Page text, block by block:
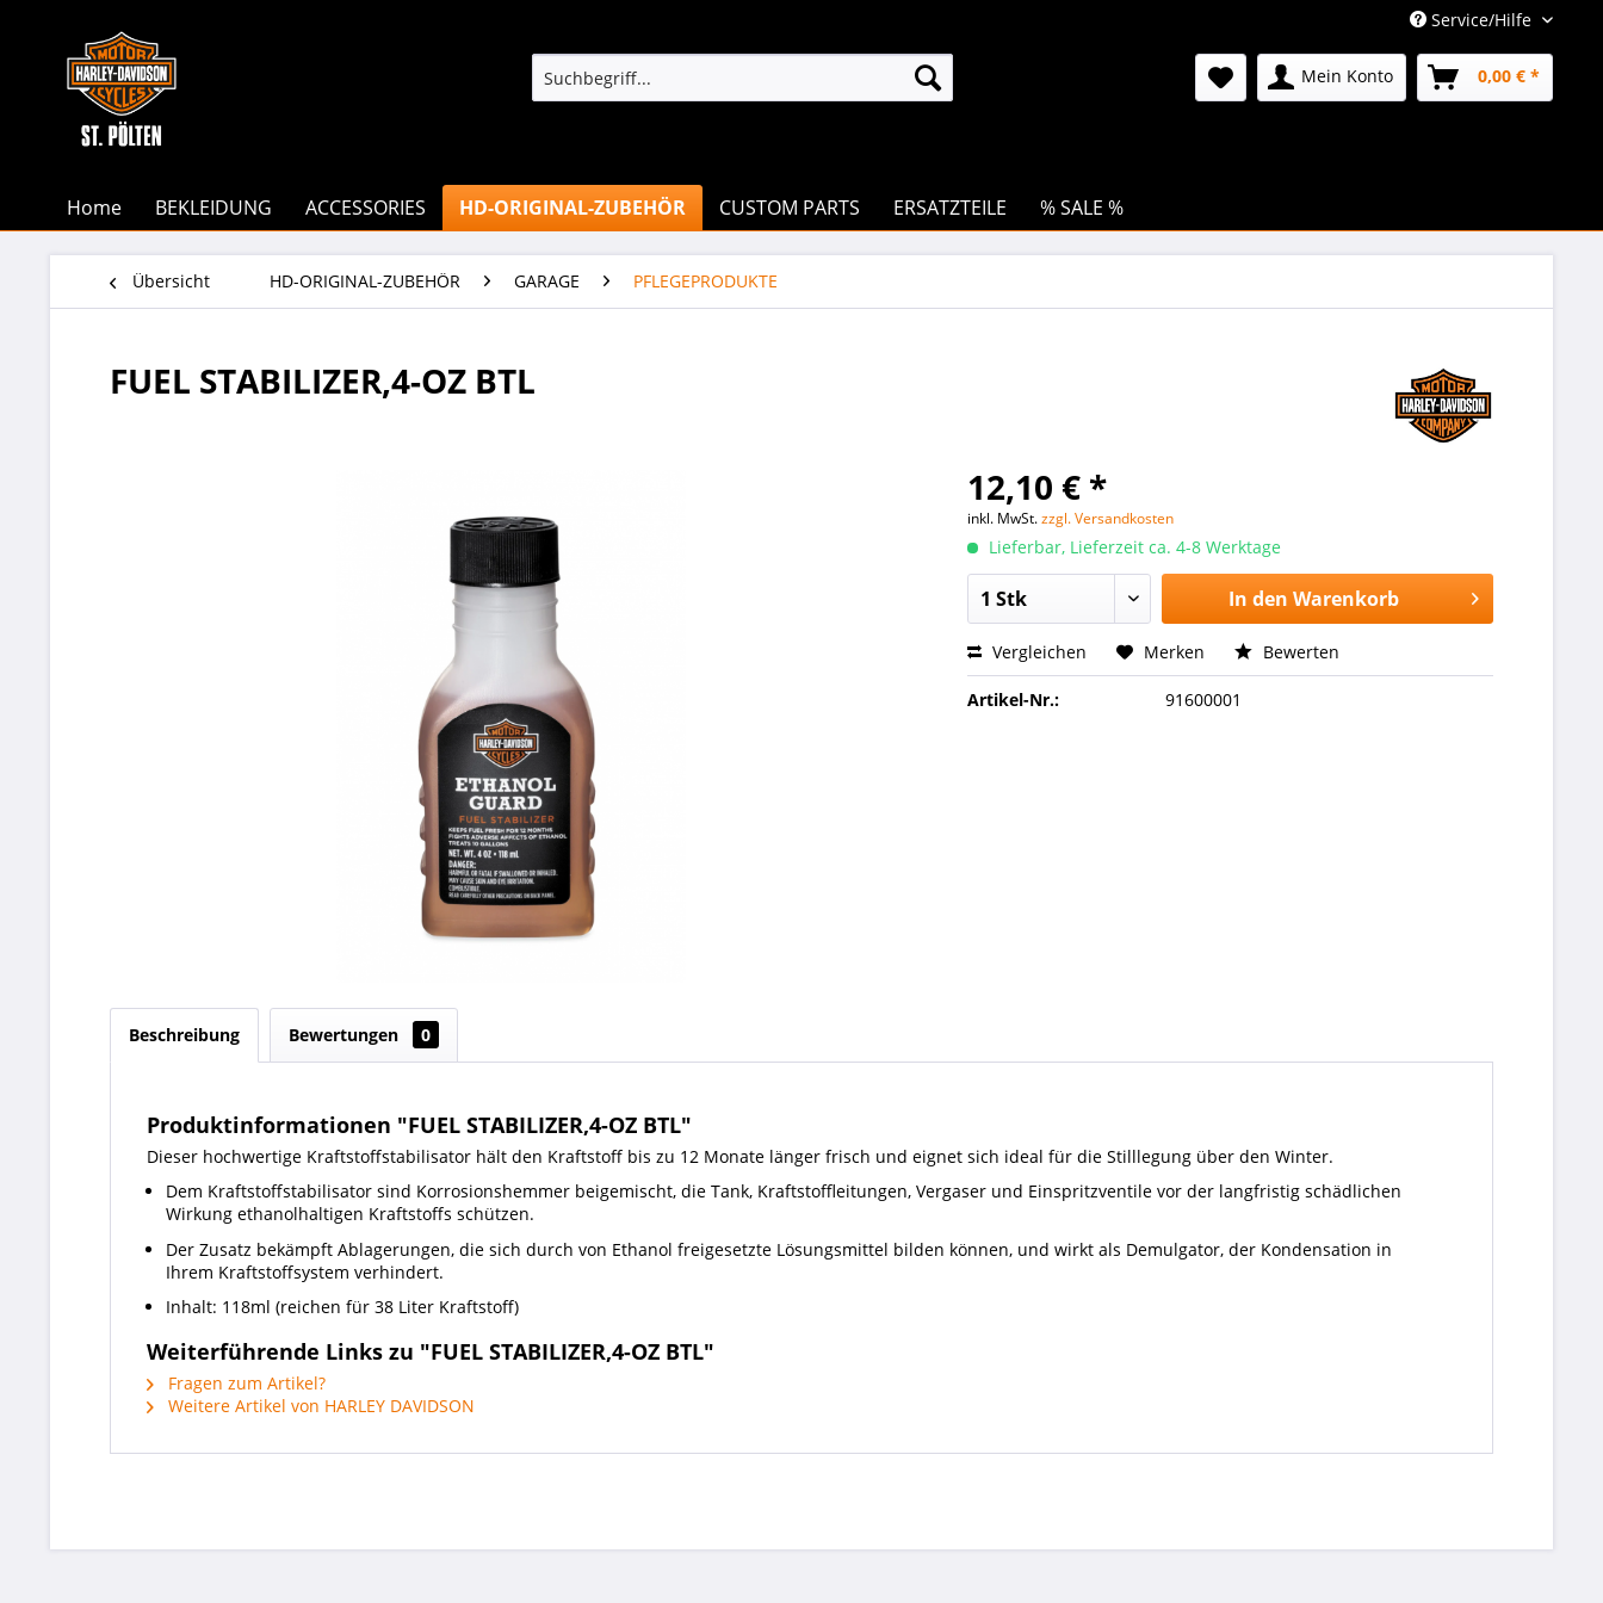
Service/Hilfe
Mein Konto 0,00 € *
Home BEKLEIDUNG ACCESSORIES HD-ORIGINAL-ZUBEHÖR CUSTOM PARTS ERSATZTEILE % SALE %
Übersicht HD-ORIGINAL-ZUBEHÖR GARAGE PFLEGEPRODUKTE
FUEL STABILIZER,4-OZ BTL
12,10 € *
inkl. MwSt.zzgl. Versandkosten
Lieferbar, Lieferzeit ca. 4-8 Werktage
In den Warenkorb
Vergleichen Merken Bewerten
Artikel-Nr.: 91600001
Beschreibung Bewertungen 0
Produktinformationen "FUEL STABILIZER,4-OZ BTL"
Dieser hochwertige Kraftstoffstabilisator hält den Kraftstoff bis zu 12 Monate länger frisch und eignet sich ideal für die Stilllegung über den Winter.
Dem Kraftstoffstabilisator sind Korrosionshemmer beigemischt, die Tank, Kraftstoffleitungen, Vergaser und Einspritzventile vor der langfristig schädlichen
Wirkung ethanolhaltigen Kraftstoffs schützen.
Der Zusatz bekämpft Ablagerungen, die sich durch von Ethanol freigesetzte Lösungsmittel bilden können, und wirkt als Demulgator, der Kondensation in
Ihrem Kraftstoffsystem verhindert.
Inhalt: 118ml (reichen für 38 Liter Kraftstoff)
Weiterführende Links zu "FUEL STABILIZER,4-OZ BTL"
Fragen zum Artikel?
Weitere Artikel von HARLEY DAVIDSON